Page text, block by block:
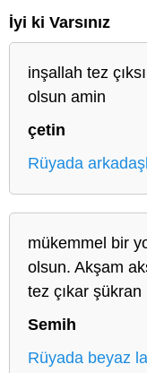
İyi ki Varsınız
inşallah tez
olsun amin
çetin
Rüyada
mükemmel bir
olsun. Akşam
tez çıkar şükran
Semih
Rüyada beyaz